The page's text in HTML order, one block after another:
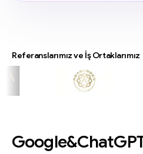
Referanslarımız ve İş Ortaklarımız